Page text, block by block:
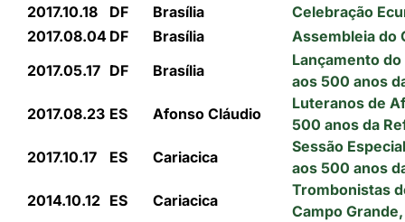
2017.10.18
DF Brasília
Celebração
2017.08.04 DF Brasília
Assembleia do
2017.05.17 DF Brasília
Lançamento do
aos 500 anos
2017.08.23 ES Afonso Cláudio
Luteranos de
500 anos da
2017.10.17
ES Cariacica
Sessão
aos 500 anos
2014.10.12 ES Cariacica
Trombonistas
Campo